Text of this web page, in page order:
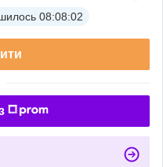
08:08:01